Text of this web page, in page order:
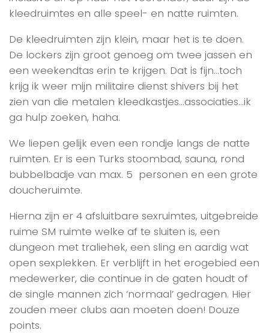
kleedruimtes en alle speel- en natte ruimten.
De kleedruimten zijn klein, maar het is te doen.
De lockers zijn groot genoeg om twee jassen en
een weekendtas erin te krijgen. Dat is fijn…toch
krijg ik weer mijn militaire dienst shivers bij het
zien van die metalen kleedkastjes…associaties…ik
ga hulp zoeken, haha.
We liepen gelijk even een rondje langs de natte
ruimten. Er is een Turks stoombad, sauna, rond
bubbelbadje van max. 5 personen en een grote
doucheruimte.
Hierna zijn er 4 afsluitbare sexruimtes, uitgebreide
ruime SM ruimte welke af te sluiten is, een
dungeon met traliehek, een sling en aardig wat
open sexplekken. Er verblijft in het erogebied een
medewerker, die continue in de gaten houdt of
de single mannen zich ‘normaal’ gedragen. Hier
zouden meer clubs aan moeten doen! Douze
points.